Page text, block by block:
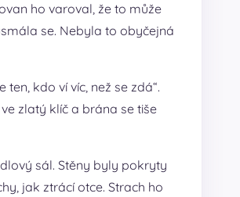
ho varoval, že to může
se. Nebyla to obyčejná
kdo ví víc, než se zdá“.
zlatý klíč a brána se tiše
sál. Stěny byly pokryty
jak ztrácí otce. Strach ho